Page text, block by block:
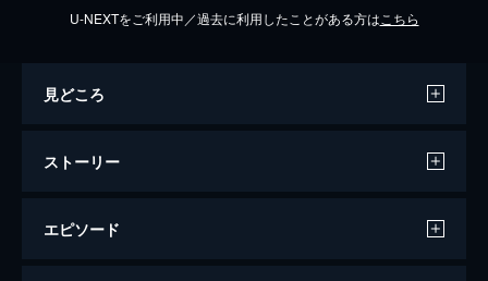
U-NEXTをご利用中／過去に利用したことがある方は こちら
見どころ
ストーリー
エピソード